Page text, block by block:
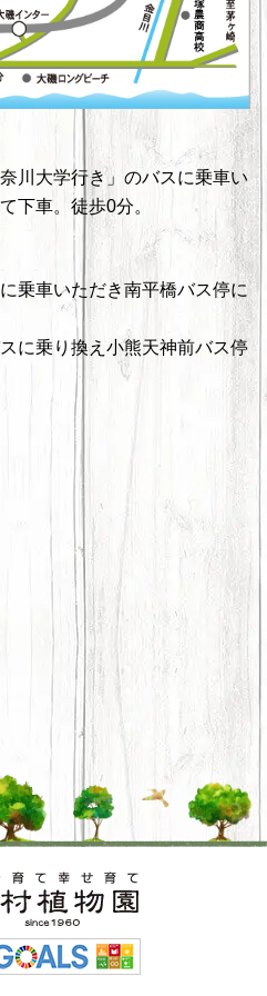
川大学行き」のバスに乗車い
下車。徒歩0分。
乗車いただき南平橋バス停に
に乗り換え小熊天神前バス停